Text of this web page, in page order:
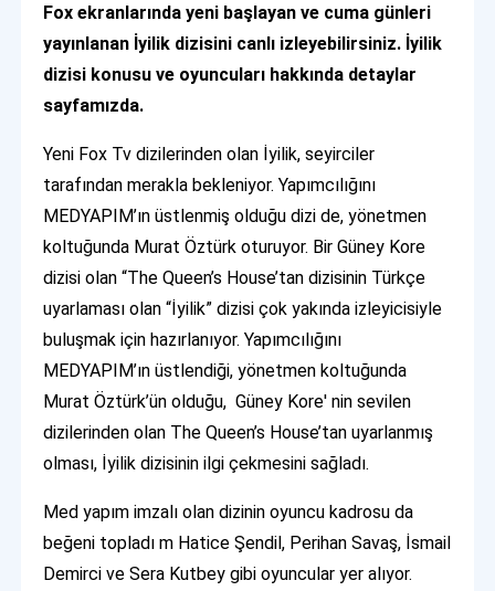
Fox ekranlarında yeni başlayan ve cuma günleri
yayınlanan İyilik dizisini canlı izleyebilirsiniz. İyilik
dizisi konusu ve oyuncuları hakkında detaylar
sayfamızda.
Yeni Fox Tv dizilerinden olan İyilik, seyirciler
tarafından merakla bekleniyor. Yapımcılığını
MEDYAPIM’ın üstlenmiş olduğu dizi de, yönetmen
koltuğunda Murat Öztürk oturuyor. Bir Güney Kore
dizisi olan “The Queen’s House’tan dizisinin Türkçe
uyarlaması olan “İyilik” dizisi çok yakında izleyicisiyle
buluşmak için hazırlanıyor. Yapımcılığını
MEDYAPIM’ın üstlendiği, yönetmen koltuğunda
Murat Öztürk’ün olduğu, Güney Kore' nin sevilen
dizilerinden olan The Queen’s House’tan uyarlanmış
olması, İyilik dizisinin ilgi çekmesini sağladı.
Med yapım imzalı olan dizinin oyuncu kadrosu da
beğeni topladı m Hatice Şendil, Perihan Savaş, İsmail
Demirci ve Sera Kutbey gibi oyuncular yer alıyor.